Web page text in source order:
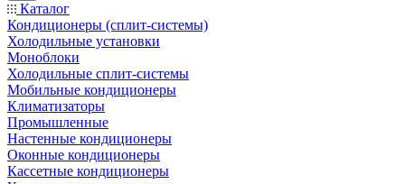
Каталог
Кондиционеры (сплит-системы)
Холодильные установки
Моноблоки
Холодильные сплит-системы
Мобильные кондиционеры
Климатизаторы
Промышленные
Настенные кондиционеры
Оконные кондиционеры
Кассетные кондиционеры